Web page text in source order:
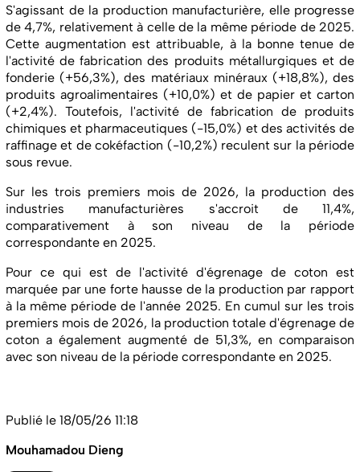
S'agissant de la production manufacturière, elle progresse
de 4,7%, relativement à celle de la même période de 2025.
Cette augmentation est attribuable, à la bonne tenue de
l'activité de fabrication des produits métallurgiques et de
fonderie (+56,3%), des matériaux minéraux (+18,8%), des
produits agroalimentaires (+10,0%) et de papier et carton
(+2,4%). Toutefois, l'activité de fabrication de produits
chimiques et pharmaceutiques (-15,0%) et des activités de
raffinage et de cokéfaction (-10,2%) reculent sur la période
sous revue.
Sur les trois premiers mois de 2026, la production des
industries manufacturières s'accroit de 11,4%,
comparativement à son niveau de la période
correspondante en 2025.
Pour ce qui est de l'activité d'égrenage de coton est
marquée par une forte hausse de la production par rapport
à la même période de l'année 2025. En cumul sur les trois
premiers mois de 2026, la production totale d'égrenage de
coton a également augmenté de 51,3%, en comparaison
avec son niveau de la période correspondante en 2025.
Publié le 18/05/26 11:18
Mouhamadou Dieng